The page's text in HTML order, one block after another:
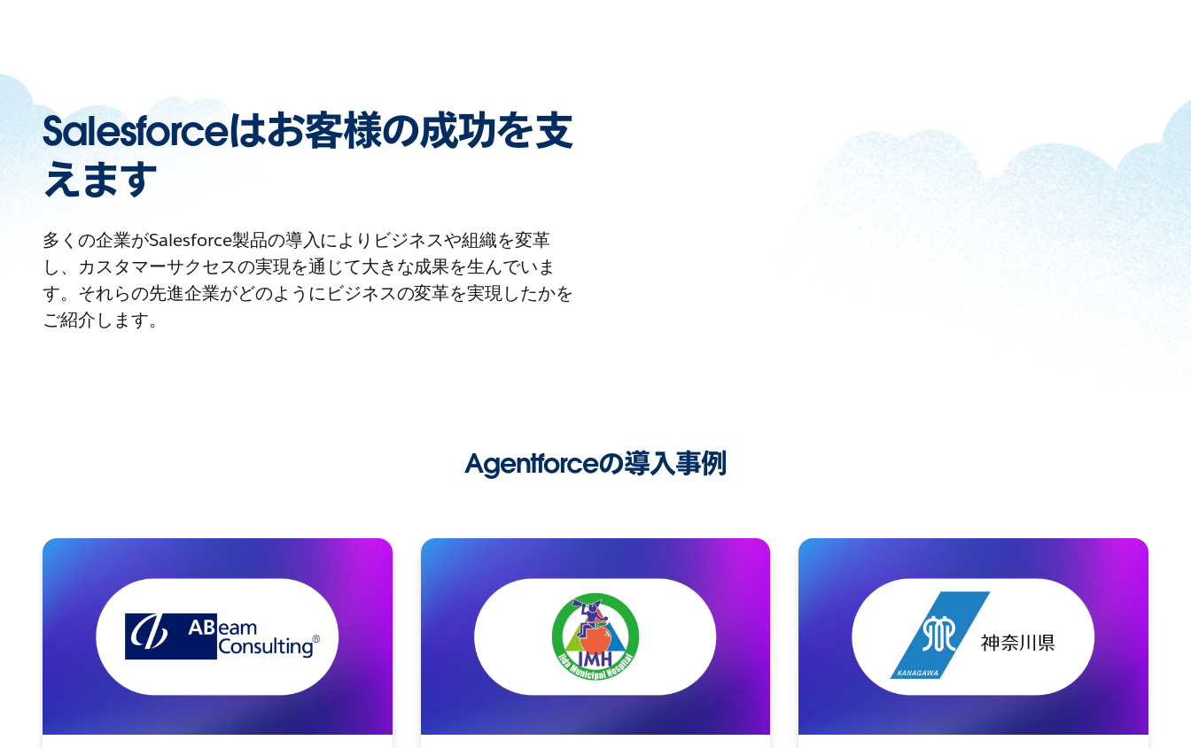
Salesforceはお客様の成功を支
えます
多くの企業がSalesforce製品の導入によりビジネスや組織を変革
し、カスタマーサクセスの実現を通じて大きな成果を生んでいま
す。それらの先進企業がどのようにビジネスの変革を実現したかを
ご紹介します。
Agentforceの導入事例